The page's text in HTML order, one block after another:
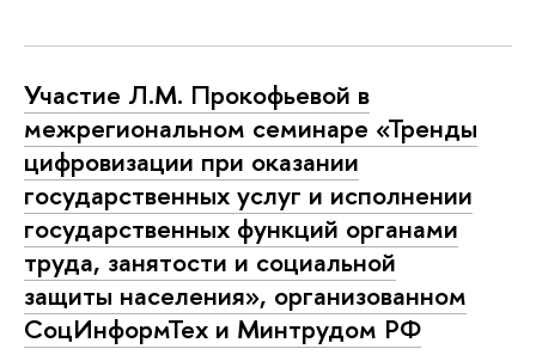
Участие Л.М. Прокофьевой в
межрегиональном семинаре «Тренды
цифровизации при оказании
государственных услуг и исполнении
государственных функций органами
труда, занятости и социальной
защиты населения», организованном
СоцИнформТех и Минтрудом РФ